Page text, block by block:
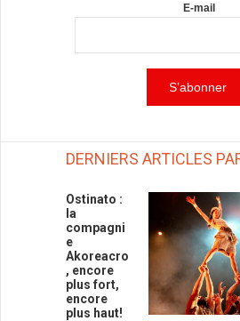
E-mail
DERNIERS ARTICLES
Ostinato :
la
compagni
e
Akoreacro
, encore
plus fort,
encore
plus haut!